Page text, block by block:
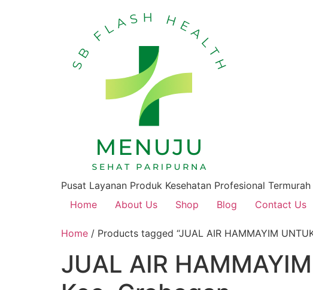
Pusat Layanan Produk Kesehatan Profesional
Home
About Us Shop Blog Contact Us
Home / Products tagged “JUAL AIR HAMMAYIM
JUAL AIR